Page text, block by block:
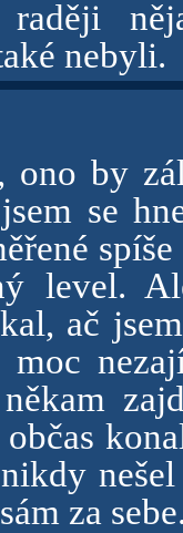
raději
nebyli.
ono by
se
level.
ač
za